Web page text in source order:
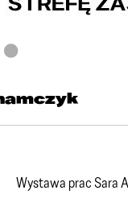
Wystawa prac Sara